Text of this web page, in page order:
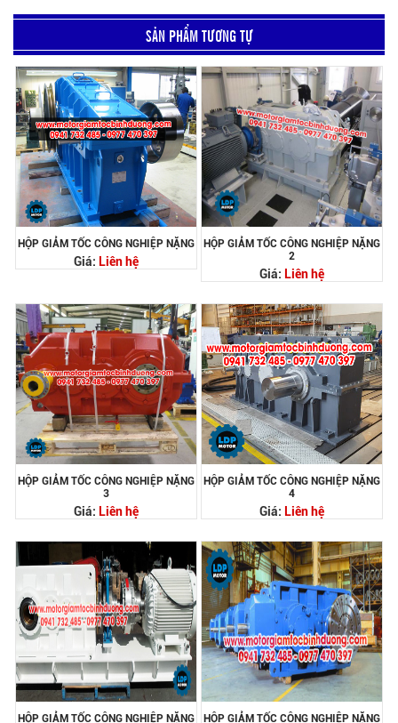
SẢN PHẨM TƯƠNG TỰ
HỘP GIẢM TỐC CÔNG NGHIỆP NẶNG
Giá: Liên hệ
HỘP GIẢM TỐC CÔNG NGHIỆP NẶNG
2
Giá: Liên hệ
HỘP GIẢM TỐC CÔNG NGHIỆP NẶNG
3
Giá: Liên hệ
HỘP GIẢM TỐC CÔNG NGHIỆP NẶNG
4
Giá: Liên hệ
HỘP GIẢM TỐC CÔNG NGHIỆP NẶNG
HỘP GIẢM TỐC CÔNG NGHIỆP NẶNG